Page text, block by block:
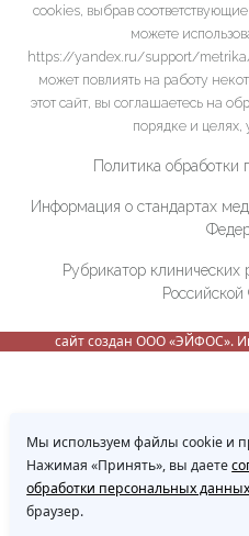
cookies, выбрав
можете
https://yandex.ru/support/
может повлиять на работу
этот сайт, вы соглашаетесь на
порядке и
Политика обработки
Информация о стандартах
Рубрикатор
сайт создан ООО «ЭЙФОС».
Мы используем файлы cookie и
Нажимая «Принять», вы даете
обработки персональных
браузер.